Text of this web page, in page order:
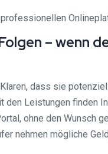
– wenn
dass sie
Leistungen finden
ohne den Wunsch
nehmen mögliche